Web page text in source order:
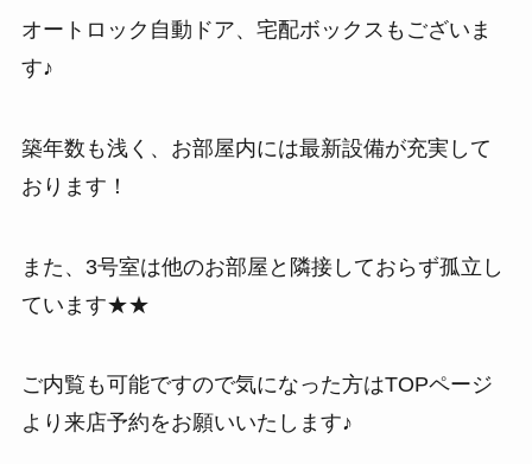
オートロック自動ドア、宅配ボックスもございま
す♪
築年数も浅く、お部屋内には最新設備が充実して
おります！
また、3号室は他のお部屋と隣接しておらず孤立し
ています★★
ご内覧も可能ですので気になった方はTOPページ
より来店予約をお願いいたします♪